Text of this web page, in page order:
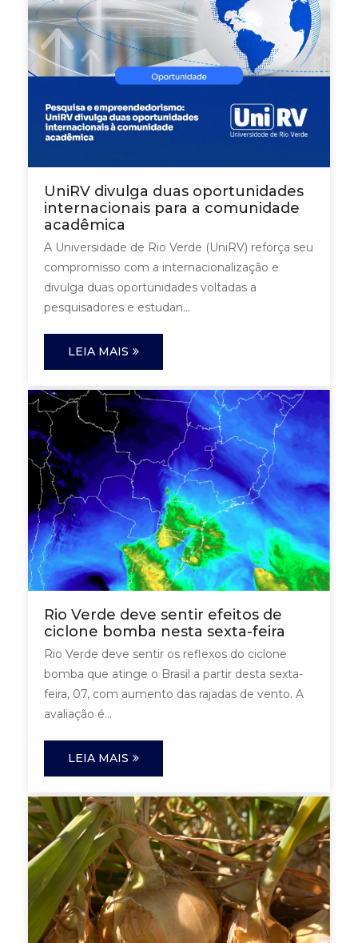
UniRV divulga duas oportunidades
internacionais para a comunidade
acadêmica
A Universidade de Rio Verde (UniRV) reforça seu
compromisso com a internacionalização e
divulga duas oportunidades voltadas a
pesquisadores e estudan...
LEIA MAIS
Rio Verde deve sentir efeitos de
ciclone bomba nesta sexta-feira
Rio Verde deve sentir os reflexos do ciclone
bomba que atinge o Brasil a partir desta sexta-
feira, 07, com aumento das rajadas de vento. A
avaliação é...
LEIA MAIS